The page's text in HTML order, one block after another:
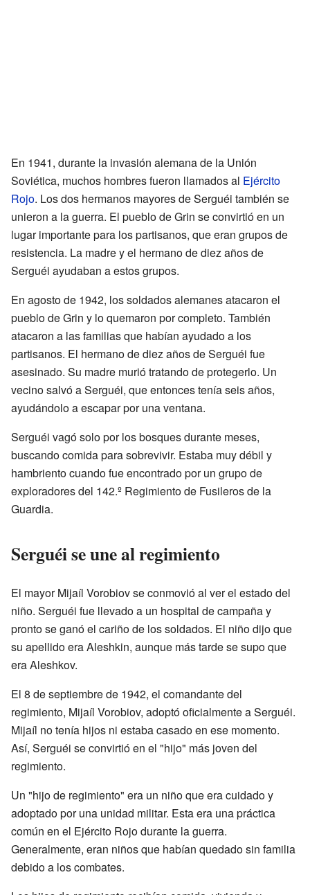
En 1941, durante la invasión alemana de la Unión
Soviética, muchos hombres fueron llamados al Ejército
Rojo. Los dos hermanos mayores de Serguéi también se
unieron a la guerra. El pueblo de Grin se convirtió en un
lugar importante para los partisanos, que eran grupos de
resistencia. La madre y el hermano de diez años de
Serguéi ayudaban a estos grupos.
En agosto de 1942, los soldados alemanes atacaron el
pueblo de Grin y lo quemaron por completo. También
atacaron a las familias que habían ayudado a los
partisanos. El hermano de diez años de Serguéi fue
asesinado. Su madre murió tratando de protegerlo. Un
vecino salvó a Serguéi, que entonces tenía seis años,
ayudándolo a escapar por una ventana.
Serguéi vagó solo por los bosques durante meses,
buscando comida para sobrevivir. Estaba muy débil y
hambriento cuando fue encontrado por un grupo de
exploradores del 142.º Regimiento de Fusileros de la
Guardia.
Serguéi se une al regimiento
El mayor Mijaíl Vorobiov se conmovió al ver el estado del
niño. Serguéi fue llevado a un hospital de campaña y
pronto se ganó el cariño de los soldados. El niño dijo que
su apellido era Aleshkin, aunque más tarde se supo que
era Aleshkov.
El 8 de septiembre de 1942, el comandante del
regimiento, Mijaíl Vorobiov, adoptó oficialmente a Serguéi.
Mijaíl no tenía hijos ni estaba casado en ese momento.
Así, Serguéi se convirtió en el "hijo" más joven del
regimiento.
Un "hijo de regimiento" era un niño que era cuidado y
adoptado por una unidad militar. Esta era una práctica
común en el Ejército Rojo durante la guerra.
Generalmente, eran niños que habían quedado sin familia
debido a los combates.